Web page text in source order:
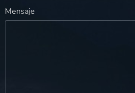
Mensaje